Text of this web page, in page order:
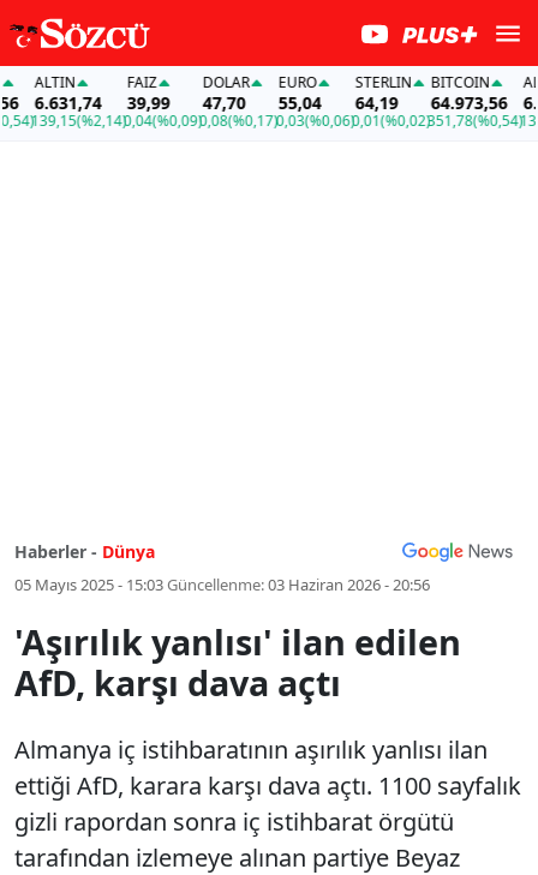
ALTIN
6.631,74
139,15(%2,14)
FAİZ
39,99
0,04(%0,09)
DOLAR
47,70
0,08(%0,17)
EURO
55,04
0,03(%0,06)
STERLIN
64,19
0,01(%0,02)
BITCOIN
64.973,56
351,78(%0,54)
Haberler - Dünya
05 Mayıs 2025 - 15:03Güncellenme:03 Haziran 2026 - 20:56
'Aşırılık yanlısı' ilan edilen
AfD, karşı dava açtı
Almanya iç istihbaratının aşırılık yanlısı ilan
ettiği AfD, karara karşı dava açtı. 1100 sayfalık
gizli rapordan sonra iç istihbarat örgütü
tarafından izlemeye alınan partiye Beyaz